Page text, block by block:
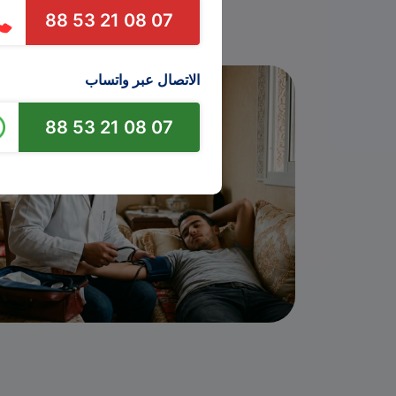
07 08 21 53 88
الاتصال عبر واتساب
07 08 21 53 88